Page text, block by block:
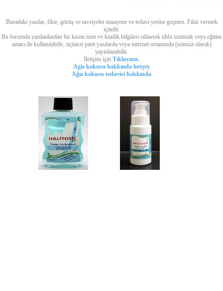
Buradaki yazılar, fikir, görüş ve tavsiyeler muayene ve tedavi yerine geçmez. Fikir vermek
içindir.
Bu forumda yazılanlardan bir kısmı isim ve kimlik bilgileri silinerek tıbbi istatistik veya eğitim
amacı ile kullanılabilir, üçüncü parti yazılarda veya internet ortamında (isimsiz olarak)
yayınlanabilir.
İletişim için Tıklayınız.
Agiz kokusu hakkında herşey
Ağız kokusu tedavisi hakkında